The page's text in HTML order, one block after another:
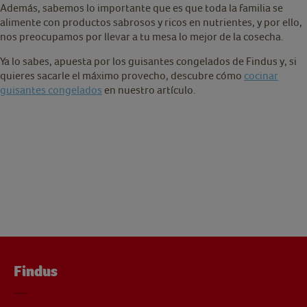
Además, sabemos lo importante que es que toda la familia se
alimente con productos sabrosos y ricos en nutrientes, y por ello,
nos preocupamos por llevar a tu mesa lo mejor de la cosecha.
Ya lo sabes, apuesta por los guisantes congelados de Findus y, si
quieres sacarle el máximo provecho, descubre cómo cocinar
guisantes congelados en nuestro artículo.
Findus